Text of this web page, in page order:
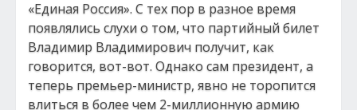
«Единая Россия». С тех пор в разное время
появлялись слухи о том, что партийный билет
Владимир Владимирович получит, как
говорится, вот-вот. Однако сам президент, а
теперь премьер-министр, явно не торопится
влиться в более чем 2-миллионную армию